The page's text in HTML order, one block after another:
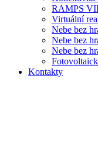
RAMPS
Virtuální
Nebe bez
Nebe bez
Nebe bez
Kontakty